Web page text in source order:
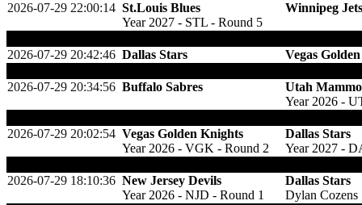
2026-07-29 22:00:14 St.Louis Blues
Year 2027 - STL - Round 5
Winnipeg Jets
2026-07-29 20:42:46 Dallas Stars
Vegas
2026-07-29 20:34:56 Buffalo Sabres
Utah
Year 2026 -
2026-07-29 20:02:54 Vegas Golden Knights
Year 2026 - VGK - Round 2
Dallas Stars
Year 2027 -
2026-07-29 18:10:36 New Jersey Devils
Year 2026 - NJD - Round 1
Dallas Stars
Dylan Cozens